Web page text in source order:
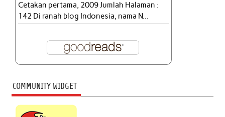
Cetakan pertama, 2009 Jumlah Halaman :
142 Di ranah blog Indonesia, nama N...
COMMUNITY WIDGET